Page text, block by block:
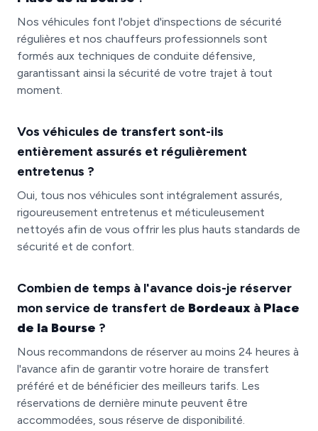
Nos véhicules font l'objet d'inspections de sécurité
régulières et nos chauffeurs professionnels sont
formés aux techniques de conduite défensive,
garantissant ainsi la sécurité de votre trajet à tout
moment.
Vos véhicules de transfert sont-ils
entièrement assurés et régulièrement
entretenus ?
Oui, tous nos véhicules sont intégralement assurés,
rigoureusement entretenus et méticuleusement
nettoyés afin de vous offrir les plus hauts standards de
sécurité et de confort.
Combien de temps à l'avance dois-je réserver
mon service de transfert de Bordeaux à Place
de la Bourse ?
Nous recommandons de réserver au moins 24 heures à
l'avance afin de garantir votre horaire de transfert
préféré et de bénéficier des meilleurs tarifs. Les
réservations de dernière minute peuvent être
accommodées, sous réserve de disponibilité.